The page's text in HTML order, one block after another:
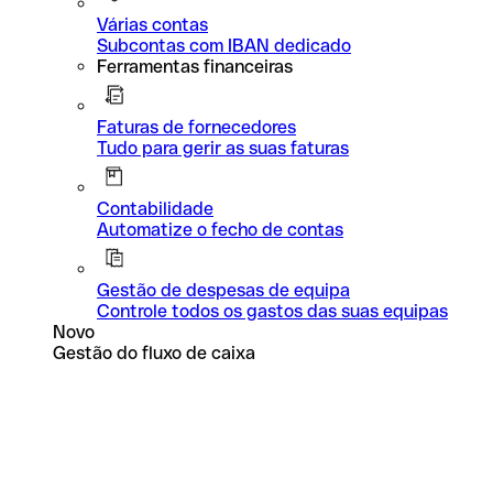
Várias contas
Subcontas com IBAN dedicado
Ferramentas financeiras
Faturas de fornecedores
Tudo para gerir as suas faturas
Contabilidade
Automatize o fecho de contas
Gestão de despesas de equipa
Controle todos os gastos das suas equipas
Novo
Gestão do fluxo de caixa